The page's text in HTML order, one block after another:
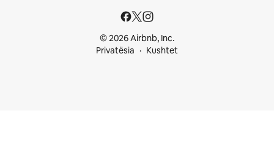
© 2026 Airbnb, Inc.
Privatësia
Kushtet